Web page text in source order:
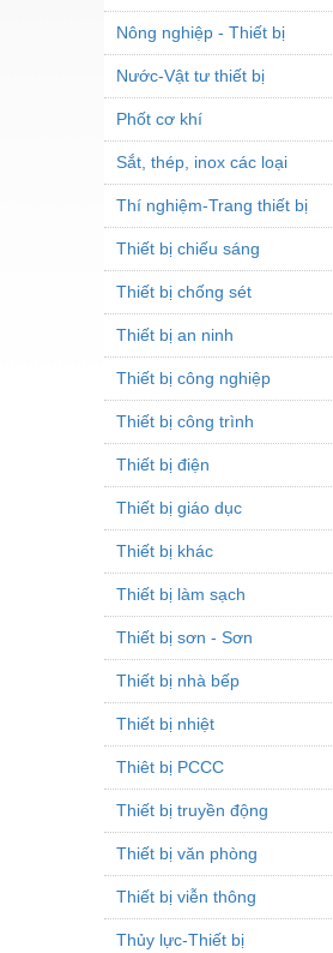
Nông nghiệp - Thiết bị
Nước-Vật tư thiết bị
Phốt cơ khí
Sắt, thép, inox các loại
Thí nghiệm-Trang thiết bị
Thiết bị chiếu sáng
Thiết bị chống sét
Thiết bị an ninh
Thiết bị công nghiệp
Thiết bị công trình
Thiết bị điện
Thiết bị giáo dục
Thiết bị khác
Thiết bị làm sạch
Thiết bị sơn - Sơn
Thiết bị nhà bếp
Thiết bị nhiệt
Thiêt bị PCCC
Thiết bị truyền động
Thiết bị văn phòng
Thiết bị viễn thông
Thủy lực-Thiết bị